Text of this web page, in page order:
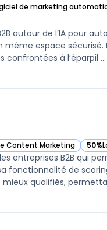
de marketing
dans cette catégorie
autour de l’IA pour
même espace
à l’éparpil ...
Content Marketing
cette catégorie 50%
—
entreprises B2B qui
fonctionnalité de
qualifiés,